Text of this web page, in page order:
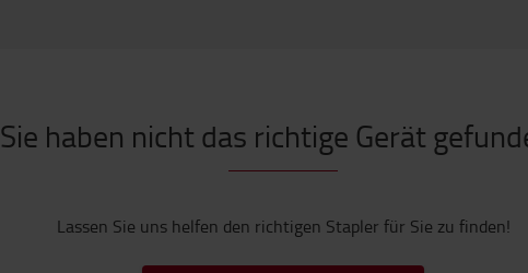
Sie haben nicht das richtige Gerät
Lassen Sie uns helfen den richtigen Stapler für Sie zu finden!